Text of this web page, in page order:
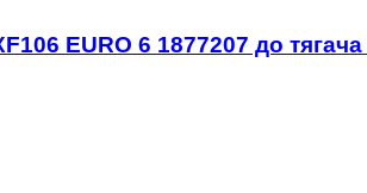
EURO 6 1877207 до